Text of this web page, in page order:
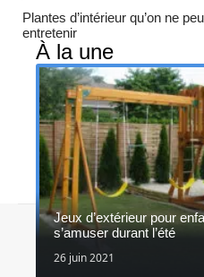
Plantes d’intérieur qu’on ne
entretenir
À la une
Jeux d’extérieur pour
s’amuser durant l’été
26 juin 2021
Contact